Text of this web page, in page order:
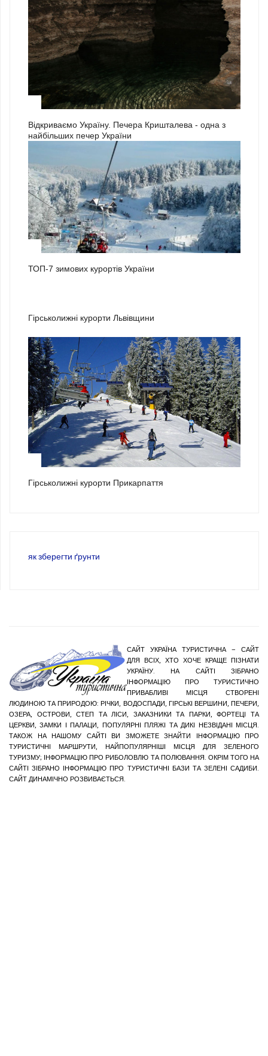
Відкриваємо Україну. Печера Кришталева - одна з
найбільших печер України
ТОП-7 зимових курортів України
Гірськолижні курорти Львівщини
Гірськолижні курорти Прикарпаття
як зберегти ґрунти
САЙТ УКРАЇНА ТУРИСТИЧНА – САЙТ
ДЛЯ ВСІХ, ХТО ХОЧЕ КРАЩЕ ПІЗНАТИ
УКРАЇНУ. НА САЙТІ ЗІБРАНО
ІНФОРМАЦІЮ ПРО ТУРИСТИЧНО
ПРИВАБЛИВІ МІСЦЯ СТВОРЕНІ
ЛЮДИНОЮ ТА ПРИРОДОЮ: РІЧКИ, ВОДОСПАДИ, ГІРСЬКІ ВЕРШИНИ, ПЕЧЕРИ,
ОЗЕРА, ОСТРОВИ, СТЕП ТА ЛІСИ, ЗАКАЗНИКИ ТА ПАРКИ, ФОРТЕЦІ ТА
ЦЕРКВИ, ЗАМКИ І ПАЛАЦИ, ПОПУЛЯРНІ ПЛЯЖІ ТА ДИКІ НЕЗВІДАНІ МІСЦЯ.
ТАКОЖ НА НАШОМУ САЙТІ ВИ ЗМОЖЕТЕ ЗНАЙТИ ІНФОРМАЦІЮ ПРО
ТУРИСТИЧНІ МАРШРУТИ, НАЙПОПУЛЯРНІШІ МІСЦЯ ДЛЯ ЗЕЛЕНОГО
ТУРИЗМУ; ІНФОРМАЦІЮ ПРО РИБОЛОВЛЮ ТА ПОЛЮВАННЯ. ОКРІМ ТОГО НА
САЙТІ ЗІБРАНО ІНФОРМАЦІЮ ПРО ТУРИСТИЧНІ БАЗИ ТА ЗЕЛЕНІ САДИБИ.
САЙТ ДИНАМІЧНО РОЗВИВАЄТЬСЯ.